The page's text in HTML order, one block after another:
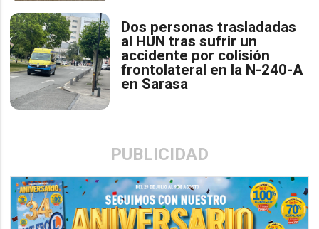
​Dos personas trasladadas
al HUN tras sufrir un
accidente por colisión
frontolateral en la N-240-A
en Sarasa
PUBLICIDAD